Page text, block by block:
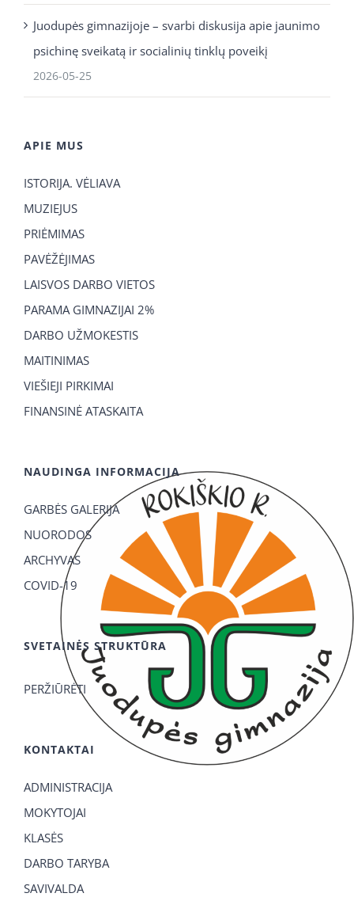
Juodupės gimnazijoje – svarbi diskusija apie jaunimo
psichinę sveikatą ir socialinių tinklų poveikį
2026-05-25
APIE MUS
ISTORIJA. VĖLIAVA
MUZIEJUS
PRIĖMIMAS
PAVĖŽĖJIMAS
LAISVOS DARBO VIETOS
PARAMA GIMNAZIJAI 2%
DARBO UŽMOKESTIS
MAITINIMAS
VIEŠIEJI PIRKIMAI
FINANSINĖ ATASKAITA
NAUDINGA INFORMACIJA
GARBĖS GALERIJA
NUORODOS
ARCHYVAS
COVID-19
SVETAINĖS STRUKTŪRA
PERŽIŪRĖTI
KONTAKTAI
ADMINISTRACIJA
MOKYTOJAI
KLASĖS
DARBO TARYBA
SAVIVALDA